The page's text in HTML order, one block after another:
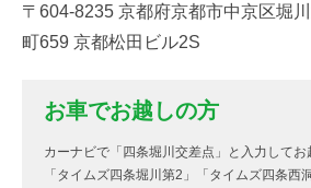
〒604-8235 京都府京都市中京区堀
町659 京都松田ビル2S
お車でお越しの方
カーナビで「四条堀川交差点」と入力してお
「タイムズ四条堀川第2」「タイムズ四条西